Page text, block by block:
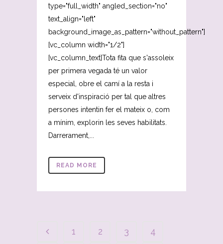
type="full_width" angled_section="no"
text_align="left"
background_image_as_pattern="without_pattern"]
[vc_column width="1/2"]
[vc_column_text]Tota fita que s'assoleix
per primera vegada té un valor
especial, obre el camí a la resta i
serveix d'inspiració per tal que altres
persones intentin fer el mateix o, com
a mínim, explorin les seves habilitats.
Darrerament,...
READ MORE
1 2 3
4